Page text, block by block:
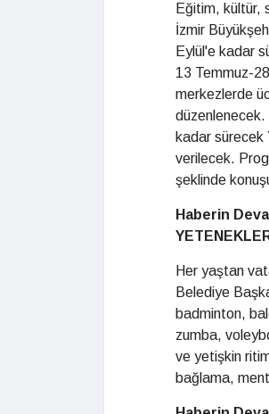
Eğitim, kültür,
İzmir
Eylül'e kadar
13 Temmuz-
merkezlerde
kadar sürecek
verilecek.
şeklinde
Haberin
Her yaştan
Belediye
badminton,
zumba,
ve yetişkin
bağlama,